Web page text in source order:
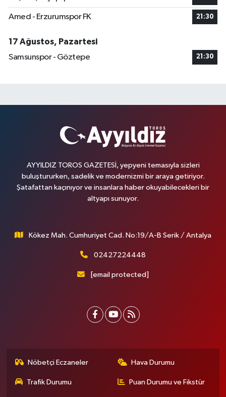
Amed - Erzurumspor FK 21:30
17 Ağustos, Pazartesi
Samsunspor - Göztepe
21:30
AYYILDIZ TOROS GAZETESİ, yepyeni temasıyla sizleri
buluştururken, sadelik ve modernizmi bir araya getiriyor.
Şatafattan kaçınıyor ve insanlara haber okuyabilecekleri bir
altyapı sunuyor.
Kökez Mah. Cumhuriyet Cad. No:19/A-B Serik / Antalya
02427224448
[email protected]
Nöbetçi Eczaneler Hava Durumu
Trafik Durumu Puan Durumu ve Fikstür